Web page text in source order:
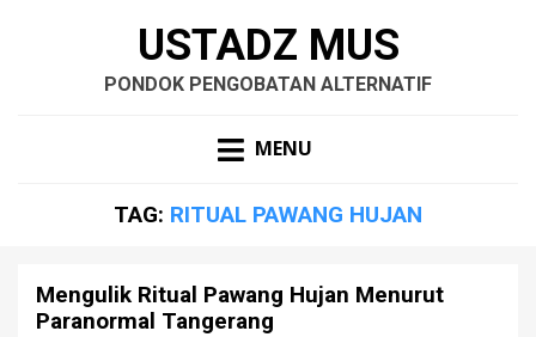
USTADZ MUS
PONDOK PENGOBATAN ALTERNATIF
MENU
TAG: RITUAL PAWANG HUJAN
Mengulik Ritual Pawang Hujan Menurut
Paranormal Tangerang